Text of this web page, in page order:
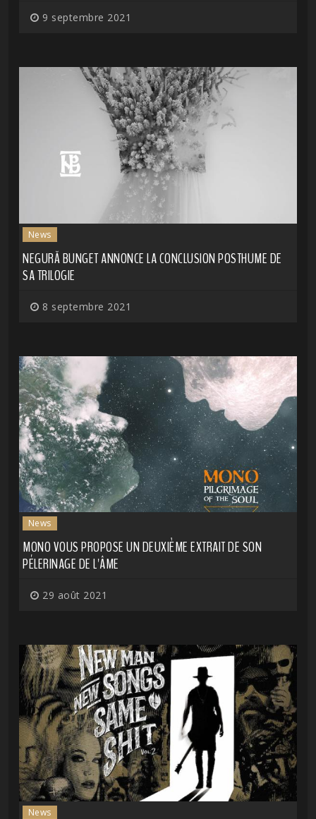
9 septembre 2021
News
NEGURĂ BUNGET ANNONCE LA CONCLUSION POSTHUME DE
SA TRILOGIE
8 septembre 2021
News
MONO VOUS PROPOSE UN DEUXIÈME EXTRAIT DE SON
PÉLERINAGE DE L'ÂME
29 août 2021
News